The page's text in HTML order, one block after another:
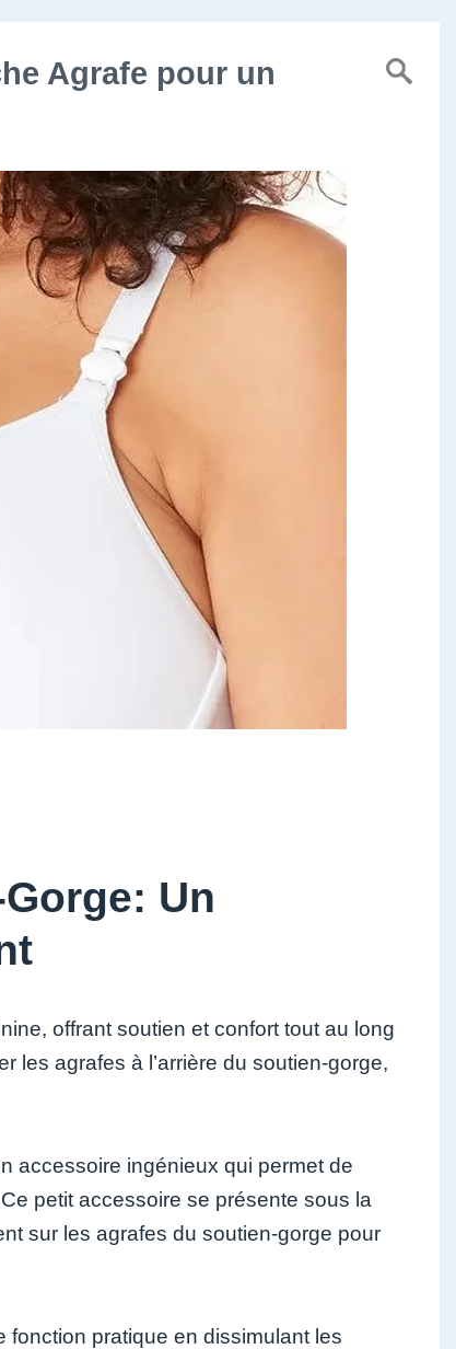
Agrafe pour un
Un
offrant soutien et confort tout au long
les agrafes à l’arrière du soutien-gorge,
accessoire ingénieux qui permet de
petit accessoire se présente sous la
sur les agrafes du soutien-gorge pour
pratique en dissimulant les